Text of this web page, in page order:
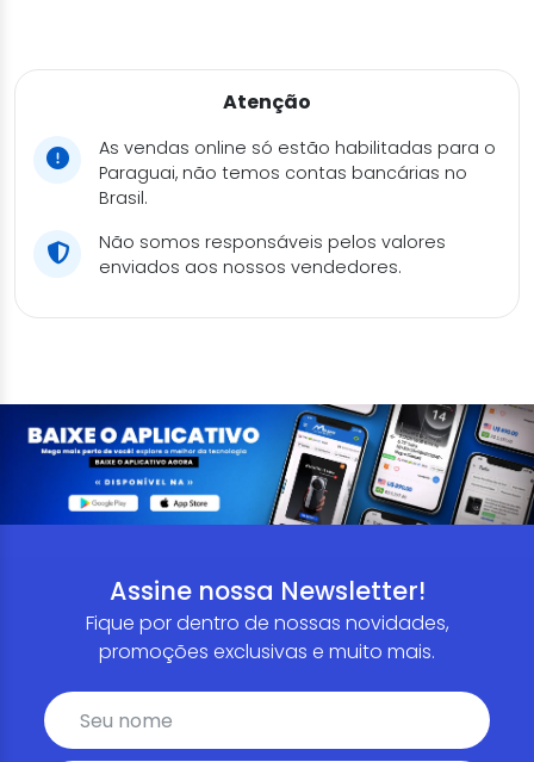
Atenção
As vendas online só estão habilitadas para o
Paraguai, não temos contas bancárias no
Brasil.
Não somos responsáveis pelos valores
enviados aos nossos vendedores.
Assine nossa Newsletter!
Fique por dentro de nossas novidades,
promoções exclusivas e muito mais.